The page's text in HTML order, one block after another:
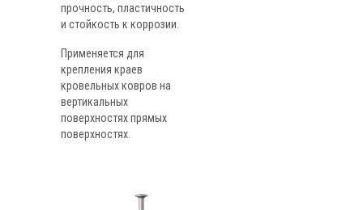
прочность, пластичность
и стойкость к коррозии.
Применяется для
крепления краев
кровельных ковров на
вертикальных
поверхностях прямых
поверхностях.